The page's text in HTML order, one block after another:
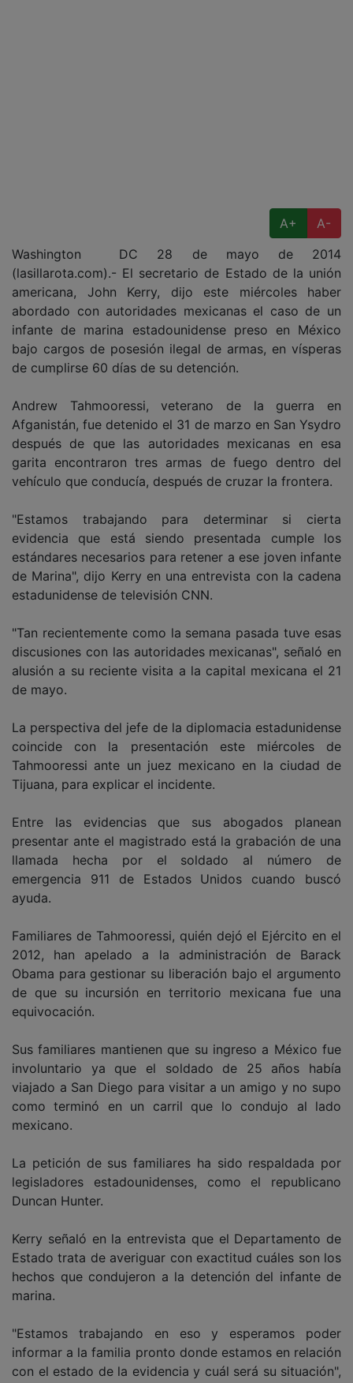
A+
A-
Washington DC 28 de mayo de 2014
(lasillarota.com).- El secretario de Estado de la unión
americana, John Kerry, dijo este miércoles haber
abordado con autoridades mexicanas el caso de un
infante de marina estadounidense preso en México
bajo cargos de posesión ilegal de armas, en vísperas
de cumplirse 60 días de su detención.
Andrew Tahmooressi, veterano de la guerra en
Afganistán, fue detenido el 31 de marzo en San Ysydro
después de que las autoridades mexicanas en esa
garita encontraron tres armas de fuego dentro del
vehículo que conducía, después de cruzar la frontera.
"Estamos trabajando para determinar si cierta
evidencia que está siendo presentada cumple los
estándares necesarios para retener a ese joven infante
de Marina", dijo Kerry en una entrevista con la cadena
estadunidense de televisión CNN.
"Tan recientemente como la semana pasada tuve esas
discusiones con las autoridades mexicanas", señaló en
alusión a su reciente visita a la capital mexicana el 21
de mayo.
La perspectiva del jefe de la diplomacia estadunidense
coincide con la presentación este miércoles de
Tahmooressi ante un juez mexicano en la ciudad de
Tijuana, para explicar el incidente.
Entre las evidencias que sus abogados planean
presentar ante el magistrado está la grabación de una
llamada hecha por el soldado al número de
emergencia 911 de Estados Unidos cuando buscó
ayuda.
Familiares de Tahmooressi, quién dejó el Ejército en el
2012, han apelado a la administración de Barack
Obama para gestionar su liberación bajo el argumento
de que su incursión en territorio mexicana fue una
equivocación.
Sus familiares mantienen que su ingreso a México fue
involuntario ya que el soldado de 25 años había
viajado a San Diego para visitar a un amigo y no supo
como terminó en un carril que lo condujo al lado
mexicano.
La petición de sus familiares ha sido respaldada por
legisladores estadounidenses, como el republicano
Duncan Hunter.
Kerry señaló en la entrevista que el Departamento de
Estado trata de averiguar con exactitud cuáles son los
hechos que condujeron a la detención del infante de
marina.
"Estamos trabajando en eso y esperamos poder
informar a la familia pronto donde estamos en relación
con el estado de la evidencia y cuál será su situación",